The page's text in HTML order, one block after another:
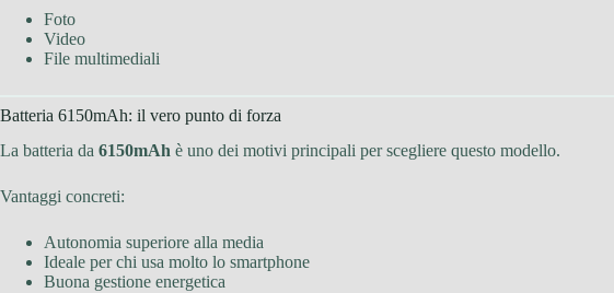
Foto
Video
File multimediali
Batteria 6150mAh: il vero punto di forza
La batteria da 6150mAh è uno dei motivi principali per scegliere questo modello.
Vantaggi concreti:
Autonomia superiore alla media
Ideale per chi usa molto lo smartphone
Buona gestione energetica